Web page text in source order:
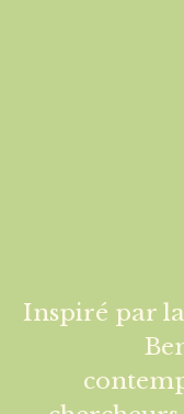
Inspiré par